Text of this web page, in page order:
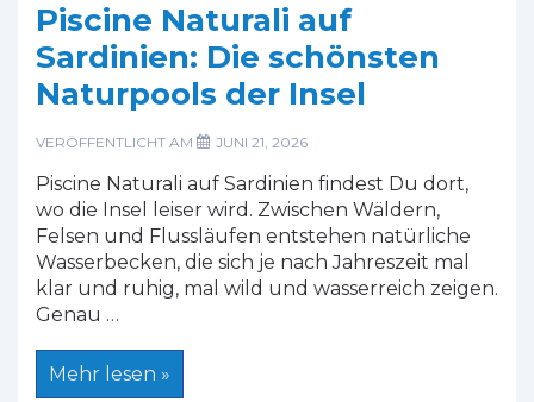
Piscine Naturali auf
Sardinien: Die schönsten
Naturpools der Insel
VERÖFFENTLICHT AM JUNI 21, 2026
Piscine Naturali auf Sardinien findest Du dort,
wo die Insel leiser wird. Zwischen Wäldern,
Felsen und Flussläufen entstehen natürliche
Wasserbecken, die sich je nach Jahreszeit mal
klar und ruhig, mal wild und wasserreich zeigen.
Genau …
Piscine
Naturali
Mehr lesen »